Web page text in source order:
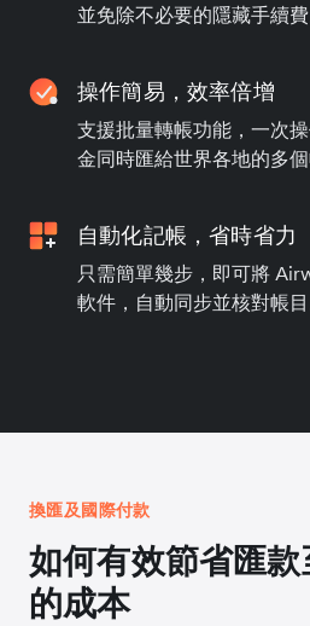
並免除不必要的隱藏手續費
操作簡易，效率倍增
支援批量轉帳功能，一次
金同時匯給世界各地的多個
自動化記帳，省時省力
只需簡單幾步，即可將
軟件，自動同步並核對帳目
換匯及國際付款
如何有效節省匯
的成本